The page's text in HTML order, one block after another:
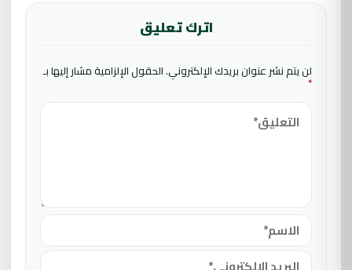
اترك تعليق
لن يتم نشر عنوان بريدك الإلكتروني.الحقول الإلزامية مشار إليها بـ
*